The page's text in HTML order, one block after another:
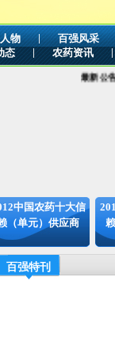
物 |
百强风采
态 | 农药资讯 |
最新公告：
中国农药十大信
（单元）供应商
百强特刊